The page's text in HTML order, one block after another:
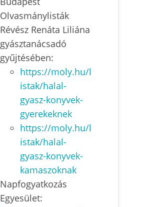
Olvasmánylisták
Révész Renáta Liliána
gyásztanácsadó
gyűjtésében:
https://moly.hu/l
istak/halal-
gyasz-konyvek-
gyerekeknek
https://moly.hu/l
istak/halal-
gyasz-konyvek-
kamaszoknak
Napfogyatkozás
Egyesület: